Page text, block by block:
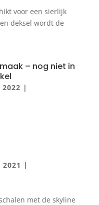
voor een sierlijk
deksel wordt de
– nog niet in
2022 |
2021 |
met de skyline